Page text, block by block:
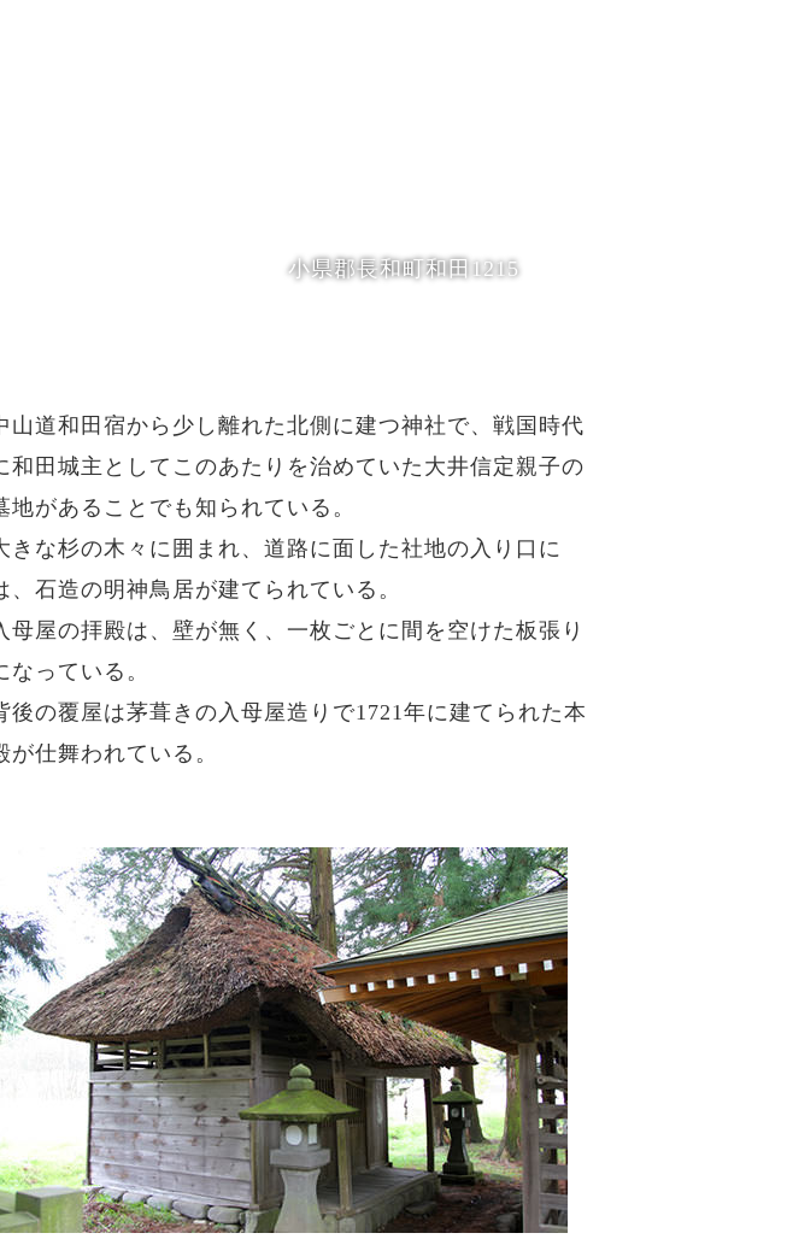
小県郡長和町和田1215
山道和田宿から少し離れた北側に建つ神社で、戦国時代
和田城主としてこのあたりを治めていた大井信定親子の
地があることでも知られている。
きな杉の木々に囲まれ、道路に面した社地の入り口に
、石造の明神鳥居が建てられている。
母屋の拝殿は、壁が無く、一枚ごとに間を空けた板張り
なっている。
後の覆屋は茅葺きの入母屋造りで1721年に建てられた本
が仕舞われている。